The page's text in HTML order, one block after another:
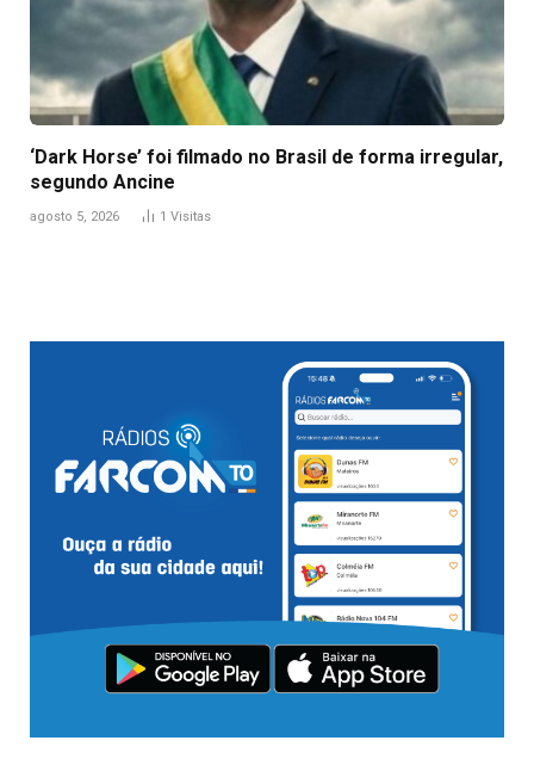
‘Dark Horse’ foi filmado no Brasil de forma irregular,
segundo Ancine
agosto 5, 2026 1 Visitas